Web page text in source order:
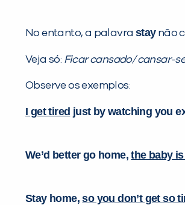
No entanto, a palavra staynão
Veja só: Ficar cansado/ cansar-
Observe os exemplos:
I get tired just by watching you
We’d better go home,the baby
Stay home,so you don’t get so